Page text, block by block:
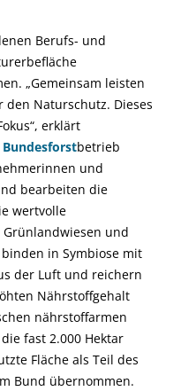
Berufs- und
„Gemeinsam leisten
Naturschutz. Dieses
erklärt
Bundesforstbetrieb
und
bearbeiten die
wertvolle
und
in Symbiose mit
der Luft und reichern
Nährstoffgehalt
nährstoffarmen
fast 2.000 Hektar
Fläche als Teil des
Bund übernommen.